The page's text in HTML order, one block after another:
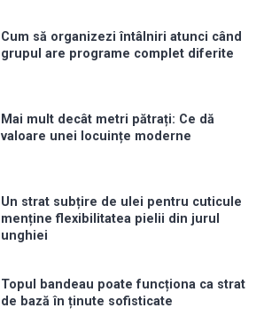
Cum să organizezi întâlniri atunci când
grupul are programe complet diferite
Mai mult decât metri pătrați: Ce dă
valoare unei locuințe moderne
Un strat subțire de ulei pentru cuticule
menține flexibilitatea pielii din jurul
unghiei
Topul bandeau poate funcționa ca strat
de bază în ținute sofisticate